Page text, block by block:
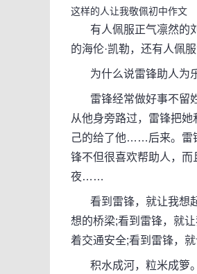
这样的人让我敬佩初中作文
有人佩服正气凛然的刘
的海伦·凯勒，还有人佩
为什么说雷锋助人为乐
雷锋经常做好事不留姓
从他身旁路过，雷锋把
己的给了他……后来。雷
锋不但很喜欢帮助人，
夜……
看到雷锋，就让我想起
想的桥梁;看到雷锋，就
着交通安全;看到雷锋，
积水成河，粒米成箩。